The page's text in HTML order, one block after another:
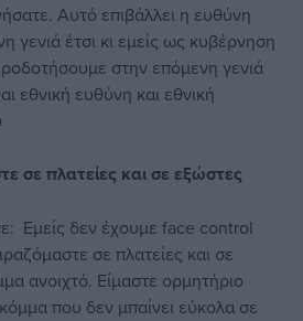
Αυτό επιβάλλει η ευθύνη
γενιά έτσι κι εμείς ως κυβέρνηση
στην επόμενη γενιά
εθνική ευθύνη και εθνική
σε πλατείες και σε εξώστες
Εμείς δεν έχουμε face control
σε πλατείες και σε
ανοιχτό. Είμαστε ορμητήριο
που δεν μπαίνει εύκολα σε